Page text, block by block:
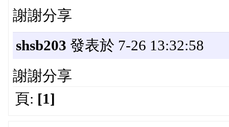
謝謝分享
shsb203 發表於 7-26 13:32:58
謝謝分享
頁: [1]